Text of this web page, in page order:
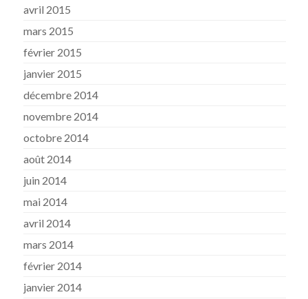
avril 2015
mars 2015
février 2015
janvier 2015
décembre 2014
novembre 2014
octobre 2014
août 2014
juin 2014
mai 2014
avril 2014
mars 2014
février 2014
janvier 2014